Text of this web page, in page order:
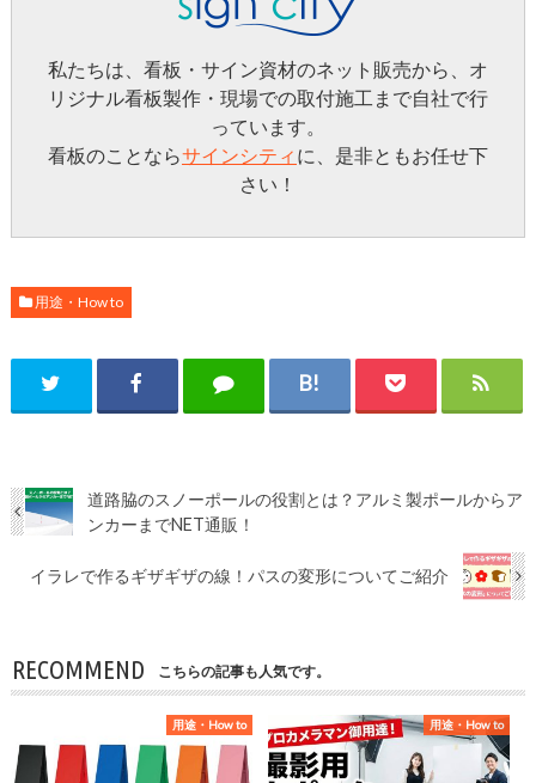
私たちは、看板・サイン資材のネット販売から、オ
リジナル看板製作・現場での取付施工まで自社で行
っています。
看板のことならサインシティ に、是非ともお任せ下
さい！
用途・How to
道路脇のスノーポールの役割とは？アルミ製ポールからア
ンカーまでNET通販！
イラレで作るギザギザの線！パスの変形についてご紹介
RECOMMEND こちらの記事も人気です。
用途・How to 用途・How to